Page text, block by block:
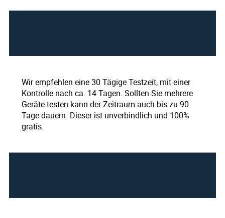
Wir empfehlen eine 30 Tägige Testzeit, mit einer
Kontrolle nach ca. 14 Tagen. Sollten Sie mehrere
Geräte testen kann der Zeitraum auch bis zu 90
Tage dauern. Dieser ist unverbindlich und 100%
gratis.